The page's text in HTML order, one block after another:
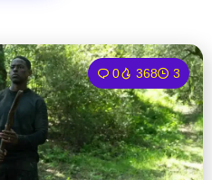
0 368 3